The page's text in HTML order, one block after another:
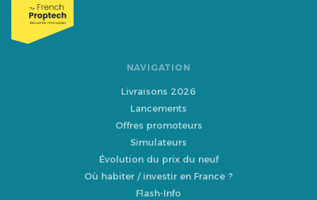
NAVIGATION
Livraisons 2026
Lancements
Offres promoteurs
Simulateurs
Évolution du prix du neuf
Où habiter / investir en France ?
Flash-Info